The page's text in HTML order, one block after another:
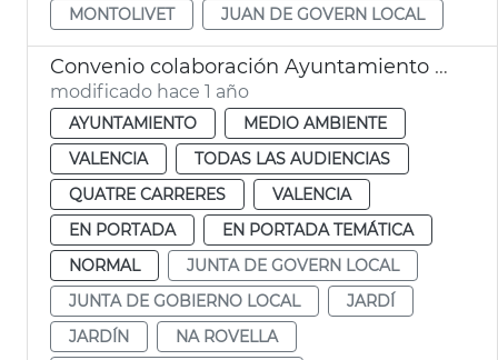
MONTOLIVET
JUAN DE GOVERN LOCAL
Convenio colaboración Ayuntamiento - Roig Arena gestión jardín València
modificado hace 1 año
AYUNTAMIENTO
MEDIO AMBIENTE
VALENCIA
TODAS LAS AUDIENCIAS
QUATRE CARRERES
VALENCIA
EN PORTADA
EN PORTADA TEMÁTICA
NORMAL
JUNTA DE GOVERN LOCAL
JUNTA DE GOBIERNO LOCAL
JARDÍ
JARDÍN
NA ROVELLA